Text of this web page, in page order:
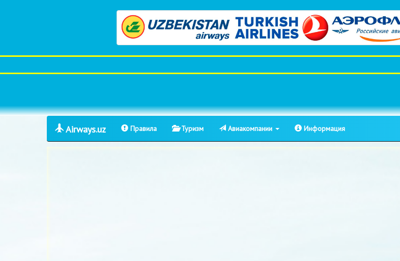
Airways.uz Правила Туризм Авиакомпании Информация